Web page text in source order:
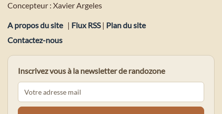
Concepteur : Xavier Argeles
A propos du site | Flux RSS| Plan du site
Contactez-nous
Inscrivez vous à la newsletter de randozone